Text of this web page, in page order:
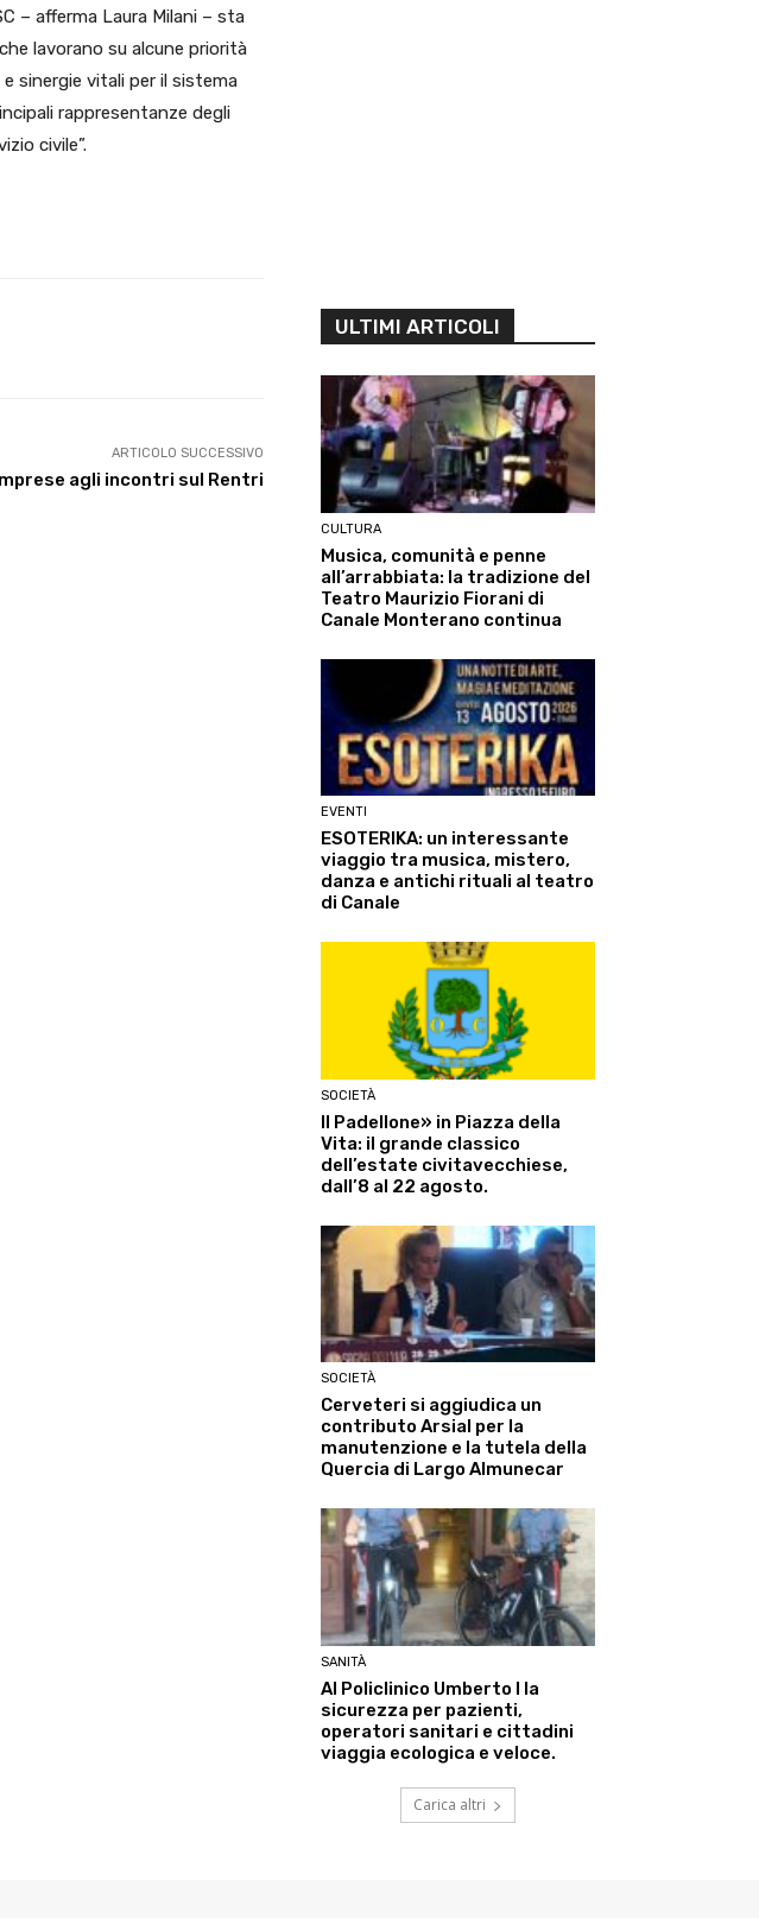
– afferma Laura Milani – sta
lavorano su alcune priorità
sinergie vitali per il sistema
rappresentanze degli
civile”.
Linkedin ReddIt Tumblr
ARTICOLO SUCCESSIVO
agli incontri sul Rentri
ULTIMI ARTICOLI
CULTURA
Musica, comunità e penne
all’arrabbiata: la tradizione del
Teatro Maurizio Fiorani di
Canale Monterano continua
EVENTI
ESOTERIKA: un interessante
viaggio tra musica, mistero,
danza e antichi rituali al teatro
di Canale
SOCIETÀ
Il Padellone» in Piazza della
Vita: il grande classico
dell’estate civitavecchiese,
dall’8 al 22 agosto.
SOCIETÀ
Cerveteri si aggiudica un
contributo Arsial per la
manutenzione e la tutela della
Quercia di Largo Almunecar
SANITÀ
Al Policlinico Umberto I la
sicurezza per pazienti,
operatori sanitari e cittadini
viaggia ecologica e veloce.
Carica altri